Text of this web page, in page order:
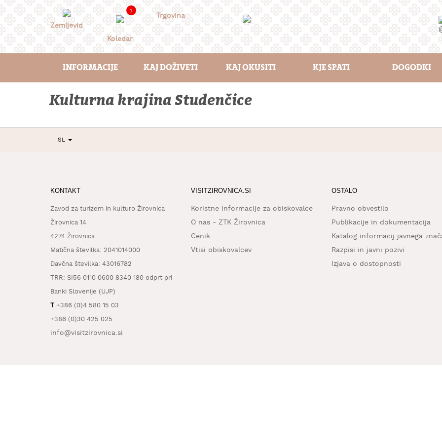
Zemljevid
1
Koledar
Trgovina
INFORMACIJE KAJ DOŽIVETI KAJ OKUSITI KJE SPATI DOGODKI
Kulturna krajina Studenčice
SL
KONTAKT
Zavod za turizem in kulturo Žirovnica
Žirovnica 14
4274 Žirovnica
Matična številka: 2041014000
Davčna številka: 43016782
TRR: SI56 0110 0600 8340 180 odprt pri
Banki Slovenije (UJP)
T +386 (0)4 580 15 03
+386 (0)30 425 025
info@visitzirovnica.si
VISITZIROVNICA.SI
Koristne informacije za obiskovalce
O nas - ZTK Žirovnica
Cenik
Vtisi obiskovalcev
OSTALO
Pravno obvestilo
Publikacije in dokumentacija
Katalog informacij javnega
Razpisi in javni pozivi
Izjava o dostopnosti